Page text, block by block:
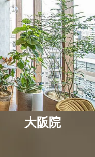
大阪院